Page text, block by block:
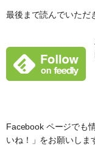
最後まで読んでいただ
Facebook ページでも
いね！」をお願いしま